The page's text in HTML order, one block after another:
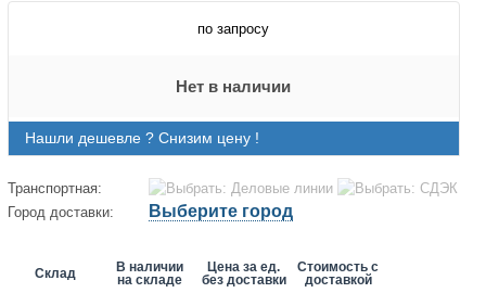
по запросу
Нет в наличии
Нашли дешевле ? Снизим цену !
Транспортная:
Город доставки:
Выберите город
Склад
В наличии
на складе
Цена за ед.
без доставки
Стоимость с
доставкой